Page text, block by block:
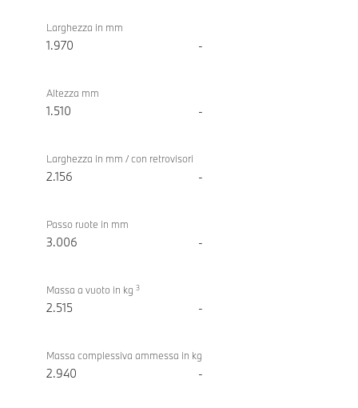
Larghezza in mm
1.970 -
Altezza mm
1.510 -
Larghezza in mm / con retrovisori
2.156 -
Passo ruote in mm
3.006 -
Massa a vuoto in kg 3
2.515 -
Massa complessiva ammessa in kg
2.940 -